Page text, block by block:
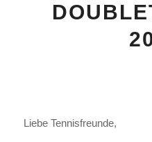
Lie­be Ten­nis­freun­de,